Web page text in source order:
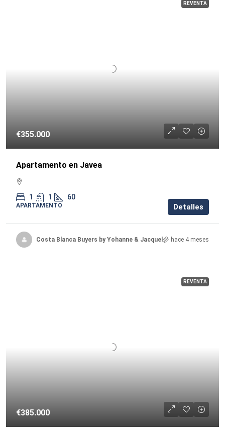
REVENTA
€355.000
Apartamento en Javea
1 1 60
APARTAMENTO Detalles
Costa Blanca Buyers by Yohanne & Jacqueline hace 4 meses
REVENTA
€385.000